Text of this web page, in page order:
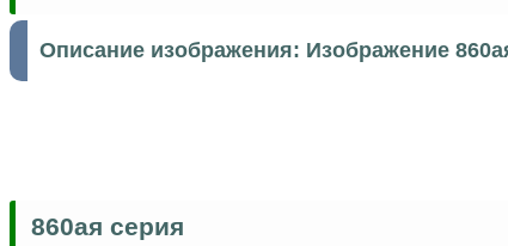
Описание изображения: Изображение
860ая серия